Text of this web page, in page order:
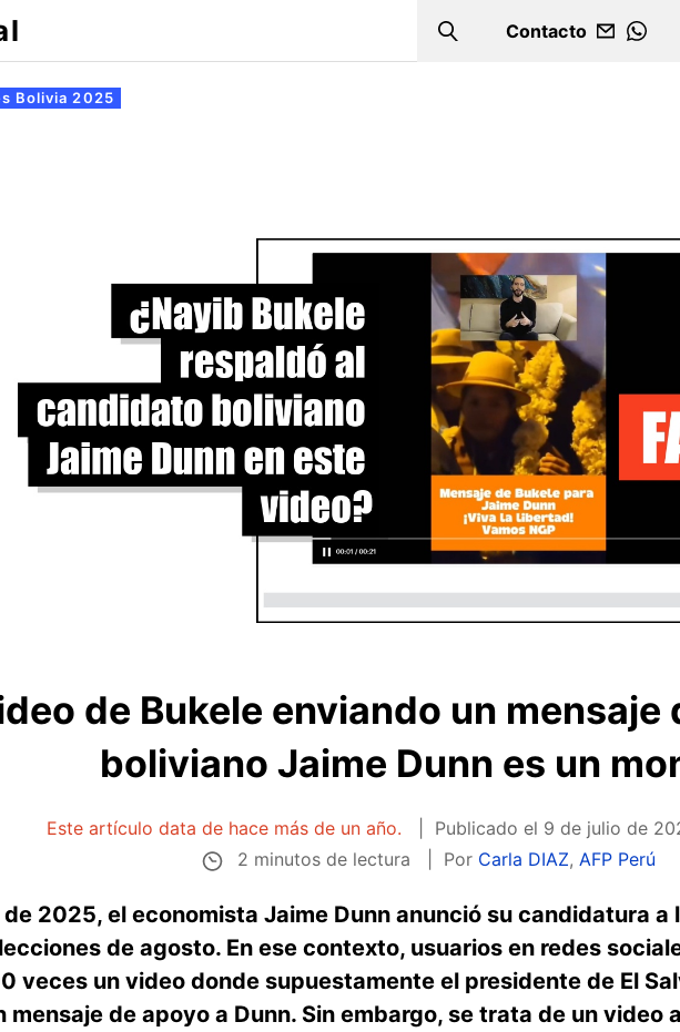
Search
Contacto
Bolivia 2025
de Bukele enviando un mensaje
boliviano Jaime Dunn es un
Este artículo data de hace más de un año. Publicado el 9 de julio de
2 minutos de lectura
Por Carla DIAZ,AFP Perú
de 2025, el economista Jaime Dunn anunció su candidatura a
de agosto. En ese contexto, usuarios en redes
veces un video donde supuestamente el presidente de El
mensaje de apoyo a Dunn. Sin embargo, se trata de un video